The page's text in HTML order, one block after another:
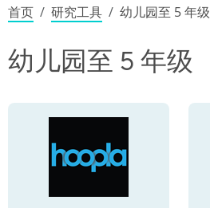
面包屑
首页 研究工具 幼儿园至 5 年级
幼儿园至 5 年级